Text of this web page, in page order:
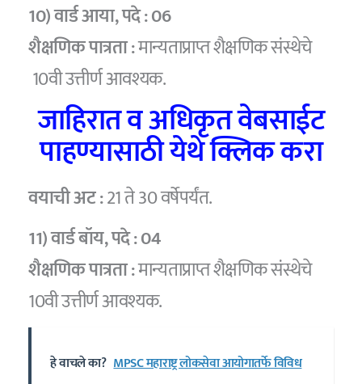
10) वार्ड आया, पदे :06
शैक्षणिक पात्रता :मान्यताप्राप्त शैक्षणिक संस्थेचे
10वी उत्तीर्ण आवश्यक.
जाहिरात व अधिकृत वेबसाईट
पाहण्यासाठी येथे क्लिक करा
वयाची अट :21 ते 30 वर्षेपर्यंत.
11) वार्ड बॉय, पदे :04
शैक्षणिक पात्रता :मान्यताप्राप्त शैक्षणिक संस्थेचे
10वी उत्तीर्ण आवश्यक.
हे वाचले का? MPSC महाराष्ट्र लोकसेवा आयोगातर्फे विविध